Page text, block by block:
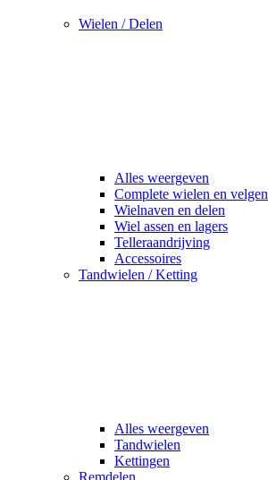
Wielen / Delen
Alles weergeven
Complete wielen en velgen
Wielnaven en delen
Wiel assen en lagers
Telleraandrijving
Accessoires
Tandwielen / Ketting
Alles weergeven
Tandwielen
Kettingen
Remdelen